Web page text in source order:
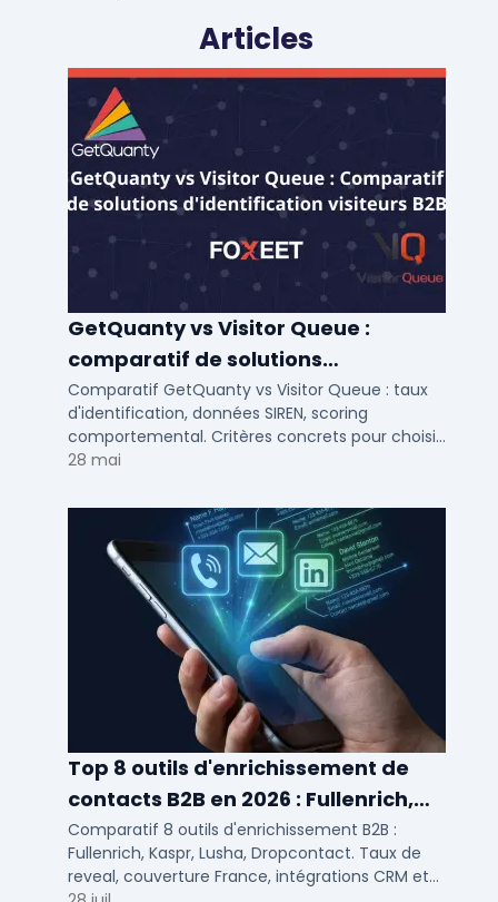
Articles
GetQuanty vs Visitor Queue :
comparatif de solutions
d'identification visiteurs B2B
Comparatif GetQuanty vs Visitor Queue : taux
d'identification, données SIREN, scoring
comportemental. Critères concrets pour choisir
votre solution de lead generation B2B en PME et
28 mai
Top 8 outils d'enrichissement de
contacts B2B en 2026 : Fullenrich,
Kaspr, Lusha...
Comparatif 8 outils d'enrichissement B2B :
Fullenrich, Kaspr, Lusha, Dropcontact. Taux de
reveal, couverture France, intégrations CRM et